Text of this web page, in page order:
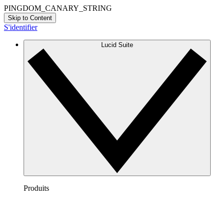
PINGDOM_CANARY_STRING
Skip to Content
S'identifier
Lucid Suite
Produits